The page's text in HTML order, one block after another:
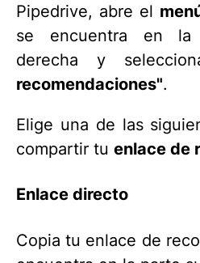
Pipedrive, abre el
se encuentra en la
derecha y
recomendaciones".
Elige una de las
compartir tu enlace de
Enlace directo
Copia tu enlace de